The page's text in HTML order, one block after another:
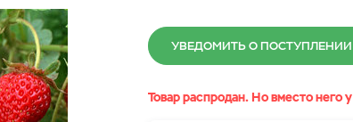
УВЕДОМИТЬ О ПОСТУПЛЕНИИ
Товар распродан. Но вместо него